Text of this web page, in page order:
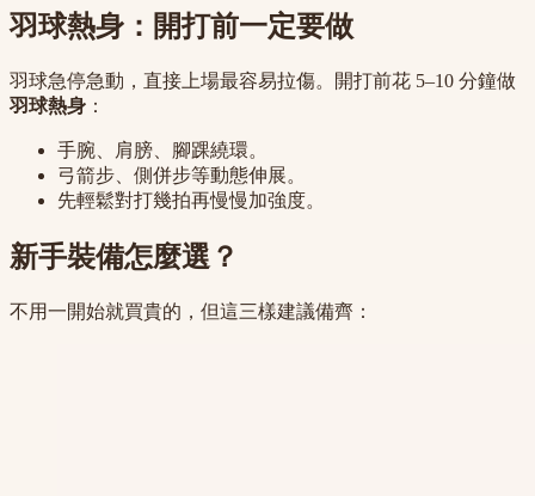
羽球熱身：開打前一定要做
羽球急停急動，直接上場最容易拉傷。開打前花 5–10 分鐘做
羽球熱身 ：
手腕、肩膀、腳踝繞環。
弓箭步、側併步等動態伸展。
先輕鬆對打幾拍再慢慢加強度。
新手裝備怎麼選？
不用一開始就買貴的，但這三樣建議備齊：